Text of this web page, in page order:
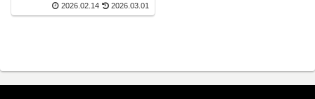
視聴出来ます。前回、第32話の
2026.02.14 2026.03.01